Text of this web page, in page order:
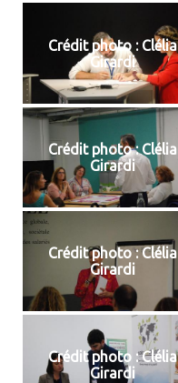
Crédit photo : Clélia
Girardi
Crédit photo : Clélia
Girardi
Crédit photo : Clélia
Girardi
Crédit photo : Clélia
Girardi